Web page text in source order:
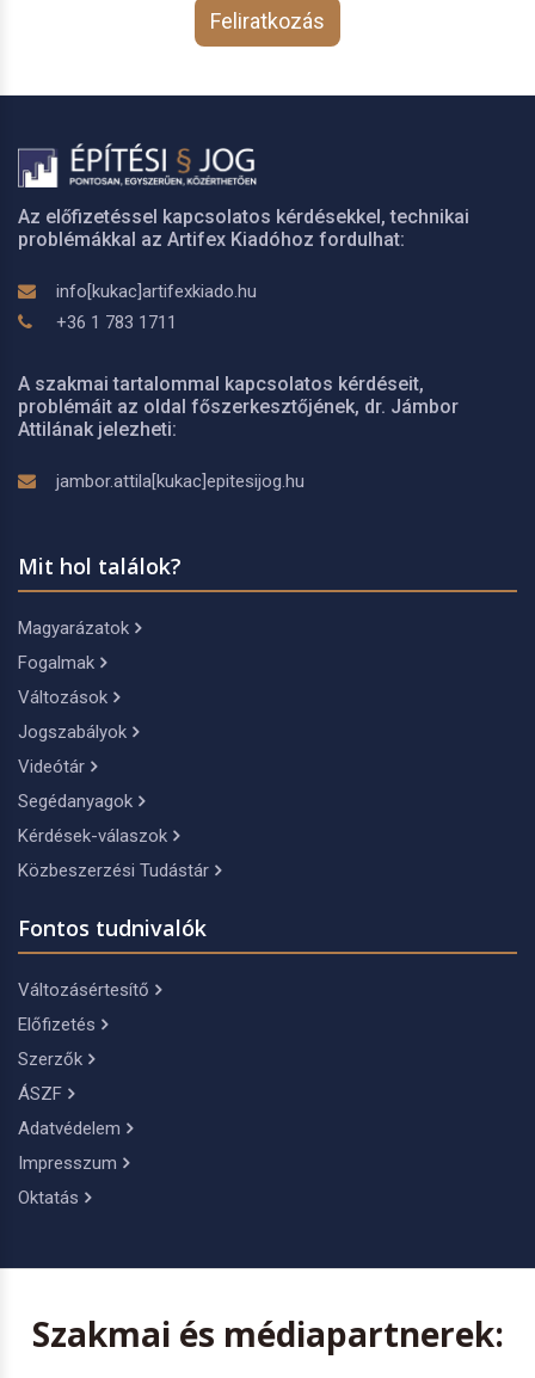
Feliratkozás
Az előfizetéssel kapcsolatos kérdésekkel, technikai
problémákkal az Artifex Kiadóhoz fordulhat:
info[kukac]artifexkiado.hu
+36 1 783 1711
A szakmai tartalommal kapcsolatos kérdéseit,
problémáit az oldal főszerkesztőjének, dr. Jámbor
Attilának jelezheti:
jambor.attila[kukac]epitesijog.hu
Mit hol találok?
Magyarázatok
Fogalmak
Változások
Jogszabályok
Videótár
Segédanyagok
Kérdések-válaszok
Közbeszerzési Tudástár
Fontos tudnivalók
Változásértesítő
Előfizetés
Szerzők
ÁSZF
Adatvédelem
Impresszum
Oktatás
Szakmai és médiapartnerek: